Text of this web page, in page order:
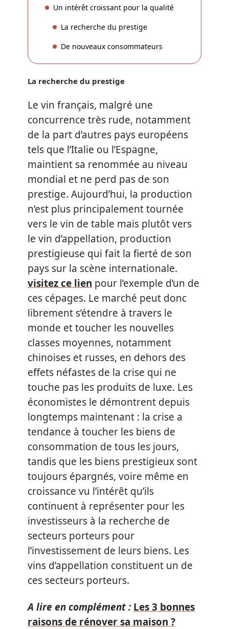
Un intérêt croissant pour la qualité
La recherche du prestige
De nouveaux consommateurs
La recherche du prestige
Le vin français, malgré une
concurrence très rude, notamment
de la part d’autres pays européens
tels que l’Italie ou l’Espagne,
maintient sa renommée au niveau
mondial et ne perd pas de son
prestige. Aujourd’hui, la production
n’est plus principalement tournée
vers le vin de table mais plutôt vers
le vin d’appellation, production
prestigieuse qui fait la fierté de son
pays sur la scène internationale.
visitez ce lien pour l’exemple d’un de
ces cépages. Le marché peut donc
librement s’étendre à travers le
monde et toucher les nouvelles
classes moyennes, notamment
chinoises et russes, en dehors des
effets néfastes de la crise qui ne
touche pas les produits de luxe. Les
économistes le démontrent depuis
longtemps maintenant : la crise a
tendance à toucher les biens de
consommation de tous les jours,
tandis que les biens prestigieux sont
toujours épargnés, voire même en
croissance vu l’intérêt qu’ils
continuent à représenter pour les
investisseurs à la recherche de
secteurs porteurs pour
l’investissement de leurs biens. Les
vins d’appellation constituent un de
ces secteurs porteurs.
A lire en complément : Les 3 bonnes
raisons de rénover sa maison ?